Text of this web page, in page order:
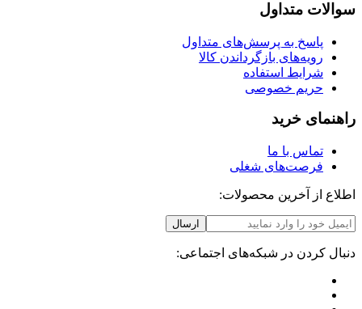
سوالات متداول
پاسخ به پرسش‌های متداول
رویه‌های بازگرداندن کالا
شرایط استفاده
حریم خصوصی
راهنمای خرید
تماس با ما
فرصت‌های شغلی
اطلاع از آخرین محصولات:
ارسال
دنبال کردن در شبکه‌های اجتماعی: